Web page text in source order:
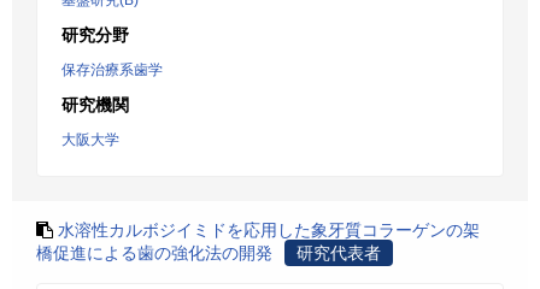
研究分野
保存治療系歯学
研究機関
大阪大学
水溶性カルボジイミドを応用した象牙質コラーゲンの架
橋促進による歯の強化法の開発
研究代表者